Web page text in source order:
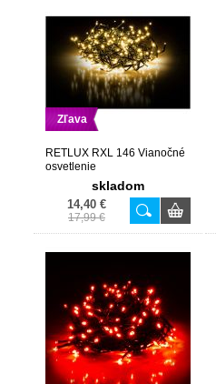
Zľava
RETLUX RXL 146 Vianočné
osvetlenie
skladom
14,40 €
17,99 €